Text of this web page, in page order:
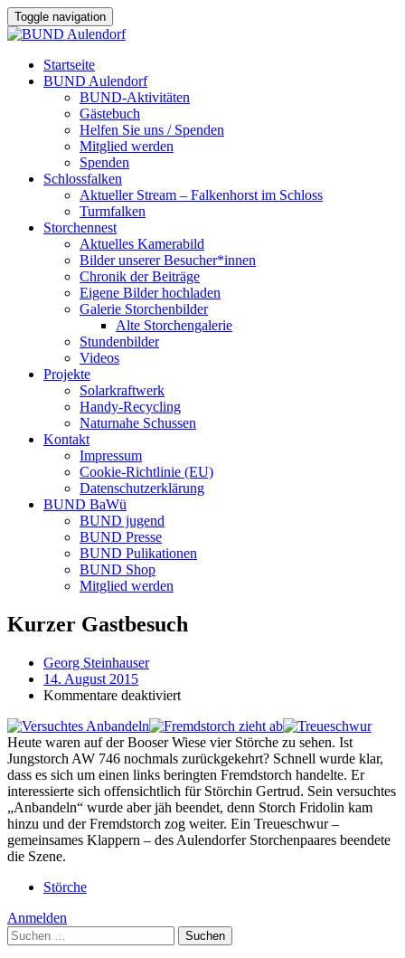
Toggle navigation
Startseite
BUND Aulendorf
BUND-Aktivitäten
Gästebuch
Helfen Sie uns / Spenden
Mitglied werden
Spenden
Schlossfalken
Aktueller Stream – Falkenhorst im Schloss
Turmfalken
Storchennest
Aktuelles Kamerabild
Bilder unserer Besucher*innen
Chronik der Beiträge
Eigene Bilder hochladen
Galerie Storchenbilder
Alte Storchengalerie
Stundenbilder
Videos
Projekte
Solarkraftwerk
Handy-Recycling
Naturnahe Schussen
Kontakt
Impressum
Cookie-Richtlinie (EU)
Datenschutzerklärung
BUND BaWü
BUND jugend
BUND Presse
BUND Pulikationen
BUND Shop
Mitglied werden
Kurzer Gastbesuch
Georg Steinhauser
14. August 2015
Kommentare deaktiviertfür
Gastbesuch
Heute waren auf der Booser Wiese vier Störche zu sehen. Ist
Jungstorch AW 746 nochmals zurückgekehrt? Schnell wurde klar,
dass es sich um einen links beringten Fremdstorch handelte. Er
interessierte sich offensichtlich für Störchin Gertrud. Sein versuchtes
„Anbandeln“ wurde aber jäh beendet, denn Storch Fridolin kam
hinzu und der Fremdstorch zog weiter. Ein Treueschwur –
gemeinsames Klappern – des Aulendorfer Storchenpaares beendete
die Szene.
Störche
Anmelden
Suchen
nach: